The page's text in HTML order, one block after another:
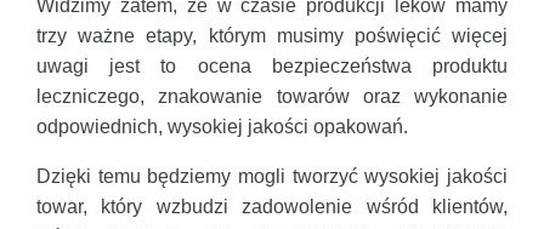
Widzimy zatem, ze w czasie produkcji leków mamy
trzy ważne etapy, którym musimy poświęcić więcej
uwagi jest to ocena bezpieczeństwa produktu
leczniczego, znakowanie towarów oraz wykonanie
odpowiednich, wysokiej jakości opakowań.
Dzięki temu będziemy mogli tworzyć wysokiej jakości
towar, który wzbudzi zadowolenie wśród klientów,